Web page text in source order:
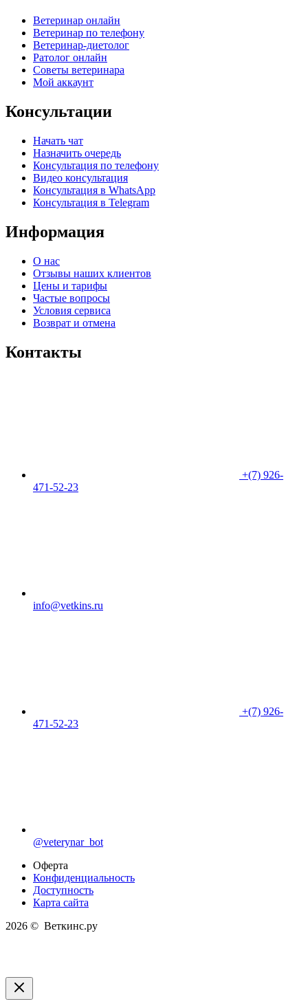
Ветеринар онлайн
Ветеринар по телефону
Ветеринар-диетолог
Ратолог онлайн
Советы ветеринара
Мой аккаунт
Консультации
Начать чат
Назначить очередь
Консультация по телефону
Видео консультация
Консультация в WhatsApp
Консультация в Telegram
Информация
О нас
Отзывы наших клиентов​
Цены и тарифы
Частые вопросы
Условия сервиса
Возврат и отмена
Контакты
+(7) 926-
471-52-23
info@vetkins.ru
+(7) 926-
471-52-23
@veterynar_bot
Оферта
Конфиденциальность
Доступность
Карта сайта
2026 © Веткинс.ру